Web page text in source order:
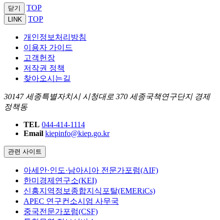
닫기 TOP
LINK TOP
개인정보처리방침
이용자 가이드
고객헌장
저작권 정책
찾아오시는길
30147 세종특별자치시 시청대로 370 세종국책연구단지 경제
정책동
TEL 044-414-1114
Email kiepinfo@kiep.go.kr
관련 사이트
아세안·인도·남아시아 전문가포럼(AIF)
한미경제연구소(KEI)
신흥지역정보종합지식포탈(EMERiCs)
APEC 연구컨소시엄 사무국
중국전문가포럼(CSF)